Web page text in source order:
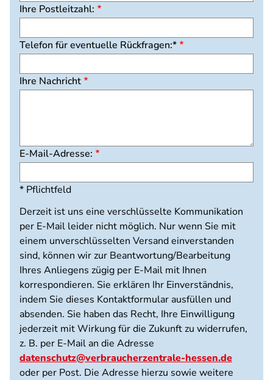
Ihre Postleitzahl:
Telefon für eventuelle Rückfragen:*
Ihre Nachricht
E-Mail-Adresse:
* Pflichtfeld
Derzeit ist uns eine verschlüsselte Kommunikation
per E-Mail leider nicht möglich. Nur wenn Sie mit
einem unverschlüsselten Versand einverstanden
sind, können wir zur Beantwortung/Bearbeitung
Ihres Anliegens zügig per E-Mail mit Ihnen
korrespondieren. Sie erklären Ihr Einverständnis,
indem Sie dieses Kontaktformular ausfüllen und
absenden. Sie haben das Recht, Ihre Einwilligung
jederzeit mit Wirkung für die Zukunft zu widerrufen,
z. B. per E-Mail an die Adresse
datenschutz@verbraucherzentrale-hessen.de
oder per Post. Die Adresse hierzu sowie weitere